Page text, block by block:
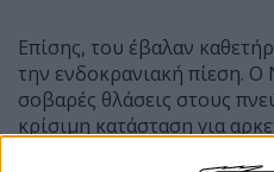
Επίσης, του έβαλαν
την ενδοκρανιακή πίεση.
σοβαρές θλάσεις στους
κρίσιμη κατάσταση για